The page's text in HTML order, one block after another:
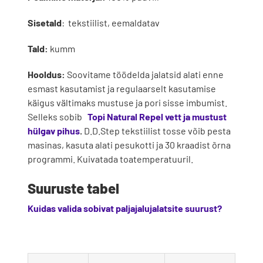
Sisetald: tekstiilist, eemaldatav
Tald: kumm
Hooldus: Soovitame töödelda jalatsid alati enne
esmast kasutamist ja regulaarselt kasutamise
käigus vältimaks mustuse ja pori sisse imbumist.
Selleks sobib Topi Natural Repel vett ja mustust
hülgav pihus. D.D.Step tekstiilist tosse võib pesta
masinas, kasuta alati pesukotti ja 30 kraadist õrna
programmi. Kuivatada toatemperatuuril.
Suuruste tabel
Kuidas valida sobivat paljajalujalatsite suurust?